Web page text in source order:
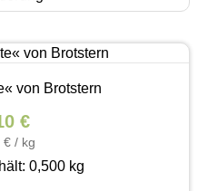
von Brotstern
€
€/ kg
0,500 kg